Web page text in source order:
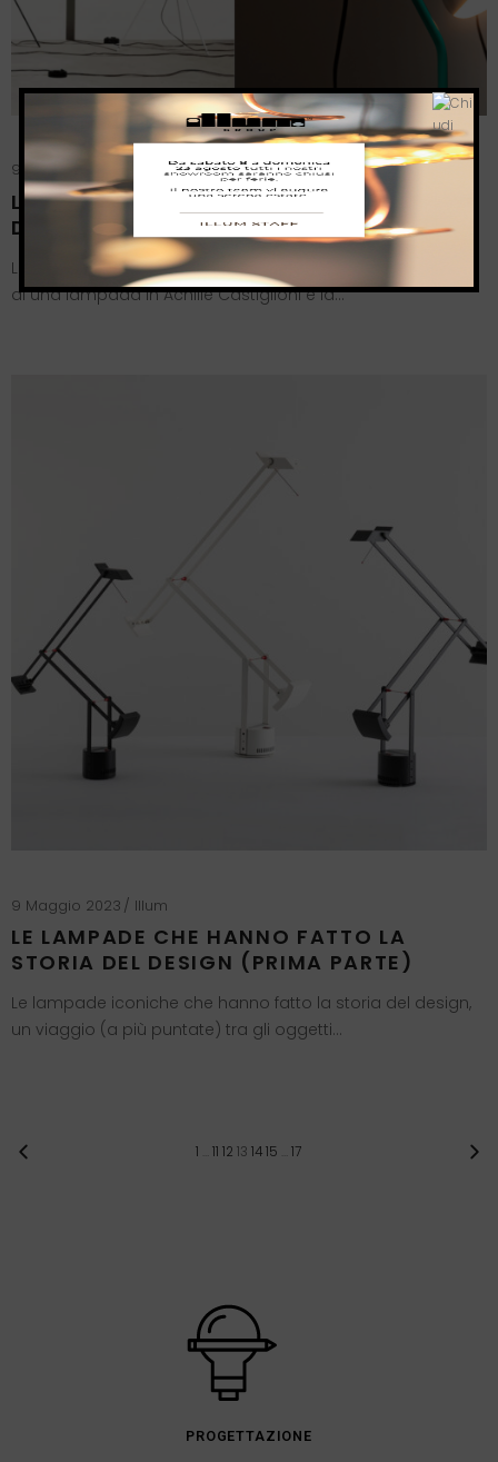
9 Ottobre 2023 Illum
LUMINATOR E PARENTESI: L’ESSENZA
DELLA LUCE
Luminator by Flos Il punto di partenza per la progettazione
di una lampada in Achille Castiglioni è la…
9 Maggio 2023 Illum
LE LAMPADE CHE HANNO FATTO LA
STORIA DEL DESIGN (PRIMA PARTE)
Le lampade iconiche che hanno fatto la storia del design,
un viaggio (a più puntate) tra gli oggetti…
1 11 12 13 14 15 17
PROGETTAZIONE